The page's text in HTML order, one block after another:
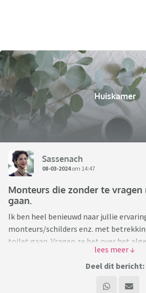
Huiskamer
Sassenach
08-03-2024om 14:47
Monteurs die zonder te
gaan.
Ik ben heel benieuwd naar jullie
monteurs/schilders enz. met
toilet gaan. Vragen ze het over het
mogen maken van het toilet of doen
Deel dit bericht: